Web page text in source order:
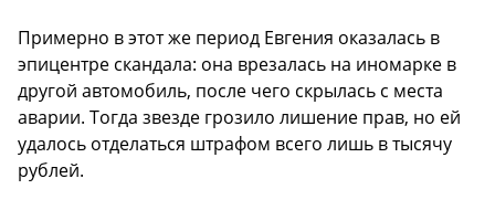
Примерно в этот же период Евгения оказалась в
эпицентре скандала: она врезалась на иномарке в
другой автомобиль, после чего скрылась с места
аварии. Тогда звезде грозило лишение прав, но ей
удалось отделаться штрафом всего лишь в тысячу
рублей.